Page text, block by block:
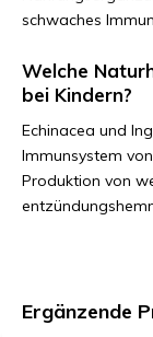
schwaches
Welche
bei Kindern?
Echinacea und
Immunsystem
Produktion von
Ergänzende